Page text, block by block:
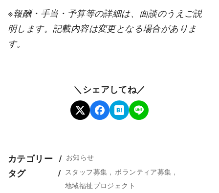
※報酬・手当・予算等の詳細は、面談のうえご説
明します。記載内容は変更となる場合がありま
す。
＼シェアしてね／
カテゴリー お知らせ
タグ スタッフ募集
ボランティア募集
地域福祉プロジェクト